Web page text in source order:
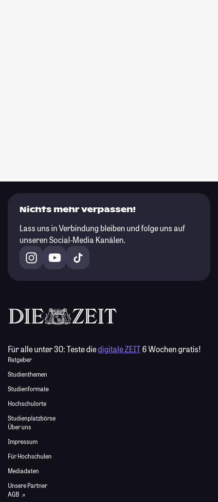
Nichts mehr verpassen!
Lass uns in Verbindung bleiben und folge uns auf
unseren Social-Media Kanälen.
Für alle unter 30:Teste diedigitale ZEIT6 Wochen gratis!
Ratgeber
Studienthemen
Studienformate
Hochschulorte
Studienplatzbörse
Über uns
Impressum
Für Hochschulen
Mediadaten
Unsere Partner
AGB